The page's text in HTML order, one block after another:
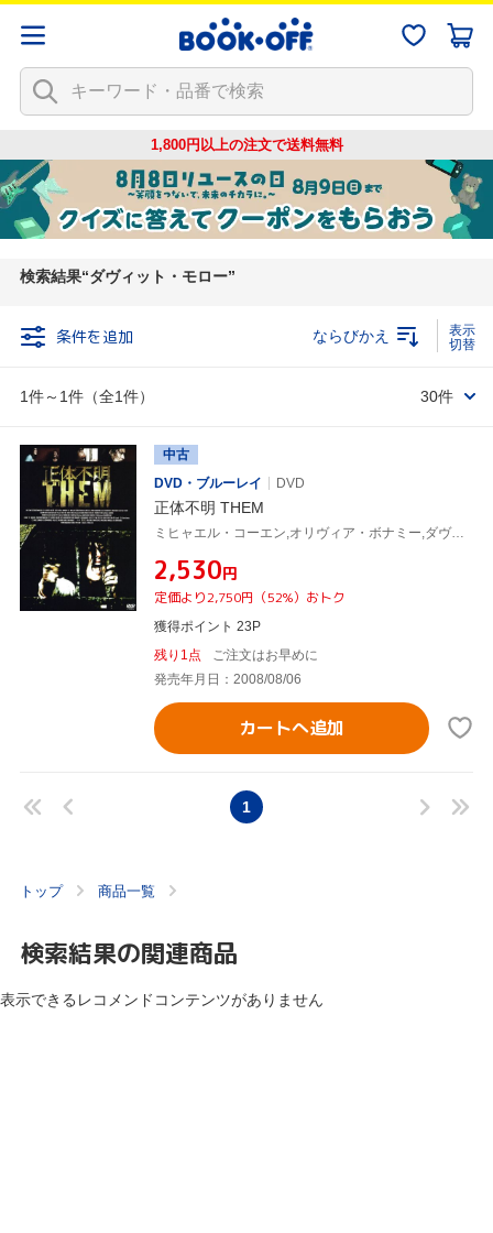
1,800円以上の注文で送料無料
検索結果 ダヴィット・モロー
条件を追加
1件～1件（全1件）
ならびかえ
30件
中古
DVD・ブルーレイ
DVD
正体不明 THEM
ミヒャエル・コーエン,オリヴィア・ボナミー,ダヴィット・モロー(監督),ザヴィエ・パリュ(監督)
¥2,530円
定価より2,750円（52%）おトク
獲得ポイント 23P
残り1点
ご注文はお早めに
発売年月日：2008/08/06
カートへ追加
1
トップ 商品一覧
検索結果の関連商品
表示できるレコメンドコンテンツがありません